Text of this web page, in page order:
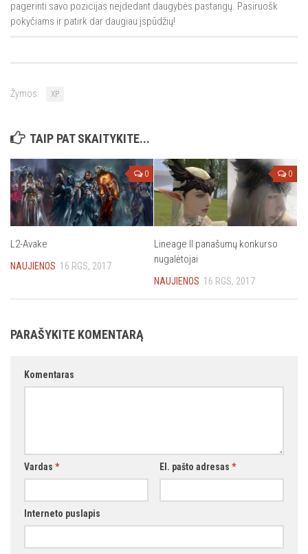
pagerinti savo pozicijas neįdedant daugybės pastangų. Pasiruošk
pokyčiams ir patirk dar daugiau įspūdžių!
Žymos: XP
TAIP PAT SKAITYKITE...
0
L2-Avake
NAUJIENOS 16 RGS, 2017
0
Lineage II panašumų konkurso
nugalėtojai
NAUJIENOS 16 RGS, 2017
PARAŠYKITE KOMENTARĄ
Komentaras
Vardas * El. pašto adresas *
Interneto puslapis